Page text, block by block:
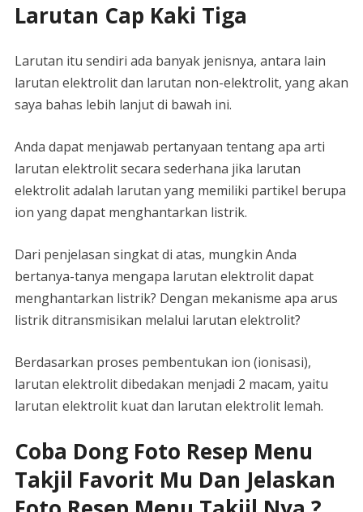
Larutan Cap Kaki Tiga
Larutan itu sendiri ada banyak jenisnya, antara lain
larutan elektrolit dan larutan non-elektrolit, yang akan
saya bahas lebih lanjut di bawah ini.
Anda dapat menjawab pertanyaan tentang apa arti
larutan elektrolit secara sederhana jika larutan
elektrolit adalah larutan yang memiliki partikel berupa
ion yang dapat menghantarkan listrik.
Dari penjelasan singkat di atas, mungkin Anda
bertanya-tanya mengapa larutan elektrolit dapat
menghantarkan listrik? Dengan mekanisme apa arus
listrik ditransmisikan melalui larutan elektrolit?
Berdasarkan proses pembentukan ion (ionisasi),
larutan elektrolit dibedakan menjadi 2 macam, yaitu
larutan elektrolit kuat dan larutan elektrolit lemah.
Coba Dong Foto Resep Menu
Takjil Favorit Mu Dan Jelaskan